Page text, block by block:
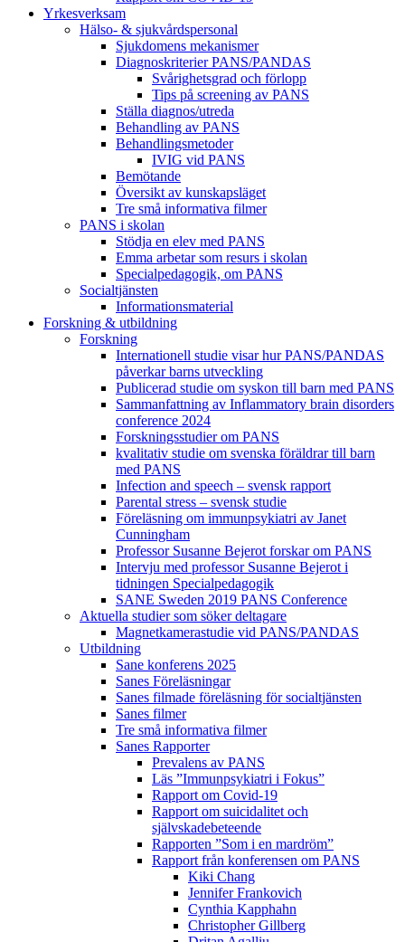
Yrkesverksam
Hälso- & sjukvårdspersonal
Sjukdomens mekanismer
Diagnoskriterier PANS/PANDAS
Svårighetsgrad och förlopp
Tips på screening av PANS
Ställa diagnos/utreda
Behandling av PANS
Behandlings­metoder
IVIG vid PANS
Bemötande
Översikt av kunskapsläget
Tre små informativa filmer
PANS i skolan
Stödja en elev med PANS
Emma arbetar som resurs i skolan
Specialpedagogik, om PANS
Socialtjänsten
Informationsmaterial
Forskning & utbildning
Forskning
Internationell studie visar hur PANS/PANDAS
påverkar barns utveckling
Publicerad studie om syskon till barn med PANS
Sammanfattning av Inflammatory brain disorders
conference 2024
Forskningsstudier om PANS
kvalitativ studie om svenska föräldrar till barn
med PANS
Infection and speech – svensk rapport
Parental stress – svensk studie
Föreläsning om immunpsykiatri av Janet
Cunningham
Professor Susanne Bejerot forskar om PANS
Intervju med professor Susanne Bejerot i
tidningen Specialpedagogik
SANE Sweden 2019 PANS Conference
Aktuella studier som söker deltagare
Magnetkamerastudie vid PANS/PANDAS
Utbildning
Sane konferens 2025
Sanes Föreläsningar
Sanes filmade föreläsning för socialtjänsten
Sanes filmer
Tre små informativa filmer
Sanes Rapporter
Prevalens av PANS
Läs ”Immunpsykiatri i Fokus”
Rapport om Covid-19
Rapport om suicidalitet och
självskadebeteende
Rapporten ”Som i en mardröm”
Rapport från konferensen om PANS
Kiki Chang
Jennifer Frankovich
Cynthia Kapphahn
Christopher Gillberg